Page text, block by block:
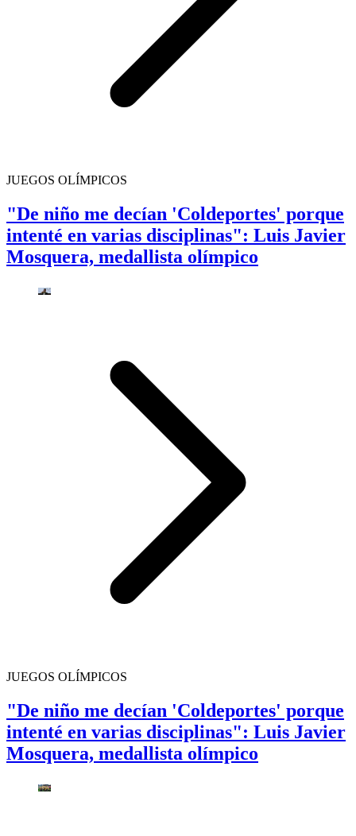
JUEGOS OLÍMPICOS
"De niño me decían 'Coldeportes' porque
intenté en varias disciplinas": Luis Javier
Mosquera, medallista olímpico
JUEGOS OLÍMPICOS
"De niño me decían 'Coldeportes' porque
intenté en varias disciplinas": Luis Javier
Mosquera, medallista olímpico